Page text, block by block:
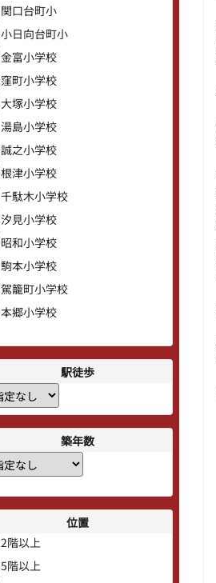
関口台町小
小日向台町小
金富小学校
窪町小学校
大塚小学校
湯島小学校
誠之小学校
根津小学校
千駄木小学校
汐見小学校
昭和小学校
駒本小学校
駕籠町小学校
本郷小学校
駅徒歩
築年数
位置
2階以上
5階以上